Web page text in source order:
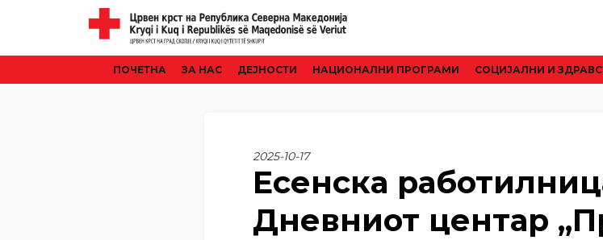
ПОЧЕТНА ЗА НАС ДЕЈНОСТИ НАЦИОНАЛНИ ПРОГРАМИ CОЦИЈАЛНИ И
2025-10-17
Есенска
Дневниот центар